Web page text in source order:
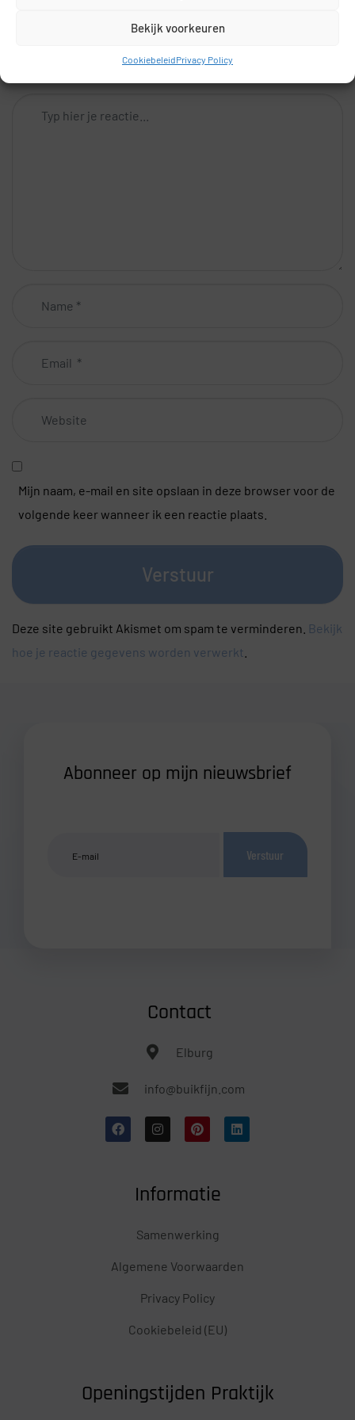
Bekijk voorkeuren
CookiebeleidPrivacy Policy
zijn gemarkeerd met*
Mijn naam, e-mail en site opslaan in deze browser voor de
volgende keer wanneer ik een reactie plaats.
Verstuur
Deze site gebruikt Akismet om spam te verminderen. Bekijk
hoe je reactie gegevens worden verwerkt
Abonneer op mijn nieuwsbrief
Verstuur
Contact
Elburg
info@buikfijn.com
Informatie
Samenwerking
Algemene Voorwaarden
Privacy Policy
Cookiebeleid (EU)
Openingstijden Praktijk